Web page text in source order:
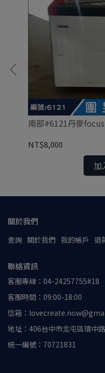
南部#6121丹麥
NT$8,000
加
關於我們
查詢 關於我們 我的帳戶 退
聯絡資訊
客服專線：04-24257755#18
客服時間：09:00-18:00
信箱：
地址：406台中市北屯區環中
統一編號：70721831